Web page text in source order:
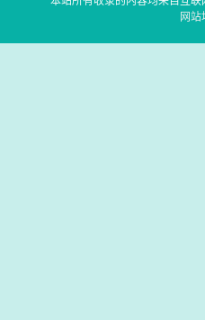
网站